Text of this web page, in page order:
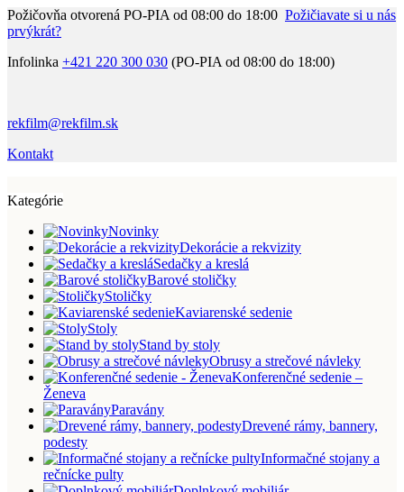
Požičovňa otvorená PO-PIA od 08:00 do 18:00 Požičiavate si u nás
prvýkrát?
Infolinka +421 220 300 030 (PO-PIA od 08:00 do 18:00)
rekfilm@rekfilm.sk
Kontakt
Kategórie
Novinky
Dekorácie a rekvizity
Sedačky a kreslá
Barové stoličky
Stoličky
Kaviarenské sedenie
Stoly
Stand by stoly
Obrusy a strečové návleky
Konferenčné sedenie –
Ženeva
Paravány
Drevené rámy, bannery,
podesty
Informačné stojany a
rečnícke pulty